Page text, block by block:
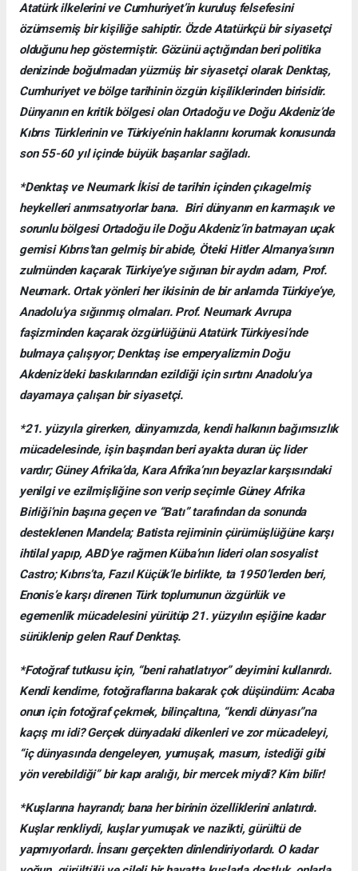
Atatürk ilkelerini ve Cumhuriyet’in kuruluş felsefesini
özümsemiş bir kişiliğe sahiptir. Özde Atatürkçü bir siyasetçi
olduğunu hep göstermiştir. Gözünü açtığından beri politika
denizinde boğulmadan yüzmüş bir siyasetçi olarak Denktaş,
Cumhuriyet ve bölge tarihinin özgün kişiliklerinden birisidir.
Dünyanın en kritik bölgesi olan Ortadoğu ve Doğu Akdeniz’de
Kıbrıs Türklerinin ve Türkiye’nin haklarını korumak konusunda
son 55-60 yıl içinde büyük başarılar sağladı.
*Denktaş ve Neumark İkisi de tarihin içinden çıkagelmiş
heykelleri anımsatıyorlar bana. Biri dünyanın en karmaşık ve
sorunlu bölgesi Ortadoğu ile Doğu Akdeniz’in batmayan uçak
gemisi Kıbrıs’tan gelmiş bir abide, Öteki Hitler Almanya’sının
zulmünden kaçarak Türkiye’ye sığınan bir aydın adam, Prof.
Neumark. Ortak yönleri her ikisinin de bir anlamda Türkiye’ye,
Anadolu’ya sığınmış olmaları. Prof. Neumark Avrupa
faşizminden kaçarak özgürlüğünü Atatürk Türkiyesi’nde
bulmaya çalışıyor; Denktaş ise emperyalizmin Doğu
Akdeniz’deki baskılarından ezildiği için sırtını Anadolu’ya
dayamaya çalışan bir siyasetçi.
*21. yüzyıla girerken, dünyamızda, kendi halkının bağımsızlık
mücadelesinde, işin başından beri ayakta duran üç lider
vardır; Güney Afrika’da, Kara Afrika’nın beyazlar karşısındaki
yenilgi ve ezilmişliğine son verip seçimle Güney Afrika
Birliği’nin başına geçen ve “Batı” tarafından da sonunda
desteklenen Mandela; Batista rejiminin çürümüşlüğüne karşı
ihtilal yapıp, ABD’ye rağmen Küba’nın lideri olan sosyalist
Castro; Kıbrıs’ta, Fazıl Küçük’le birlikte, ta 1950’lerden beri,
Enonis’e karşı direnen Türk toplumunun özgürlük ve
egemenlik mücadelesini yürütüp 21. yüzyılın eşiğine kadar
sürüklenip gelen Rauf Denktaş.
*Fotoğraf tutkusu için, “beni rahatlatıyor” deyimini kullanırdı.
Kendi kendime, fotoğraflarına bakarak çok düşündüm: Acaba
onun için fotoğraf çekmek, bilinçaltına, “kendi dünyası”na
kaçış mı idi? Gerçek dünyadaki dikenleri ve zor mücadeleyi,
“iç dünyasında dengeleyen, yumuşak, masum, istediği gibi
yön verebildiği” bir kapı aralığı, bir mercek miydi? Kim bilir!
*Kuşlarına hayrandı; bana her birinin özelliklerini anlatırdı.
Kuşlar renkliydi, kuşlar yumuşak ve nazikti, gürültü de
yapmıyorlardı. İnsanı gerçekten dinlendiriyorlardı. O kadar